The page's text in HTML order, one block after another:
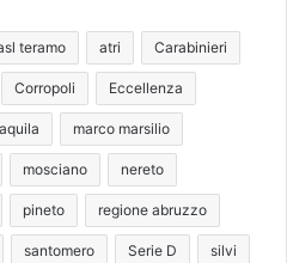
teramo atri Carabinieri
Corropoli Eccellenza
marco marsilio
mosciano nereto
pineto regione abruzzo
santomero Serie D silvi